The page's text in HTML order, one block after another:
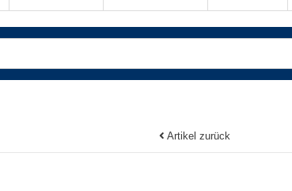
Artikel zurück